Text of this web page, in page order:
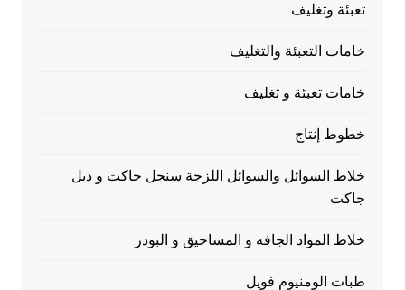
تعبئة وتغليف
خامات التعبئة والتغليف
خامات تعبئة و تغليف
خطوط إنتاج
خلاط السوائل والسوائل اللزجة سنجل جاكت و دبل
جاكت
خلاط المواد الجافه و المساحيق و البودر
طبات الومنيوم فويل